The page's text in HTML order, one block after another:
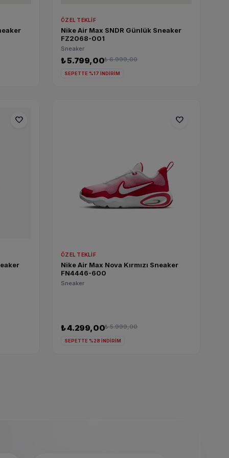
ÖZEL TEKLIF
Nike Air Max SNDR Günlük Sneaker
FZ2068-001
Sneaker
₺ 5.799,00₺ 6.999,00
SEPETTE %17 İNDİRİM
favorite favorite
ÖZEL TEKLIF
Nike Air Max Nova Kırmızı Sneaker
FN4446-600
Sneaker
₺ 4.299,00₺ 5.999,00
SEPETTE %28 İNDİRİM